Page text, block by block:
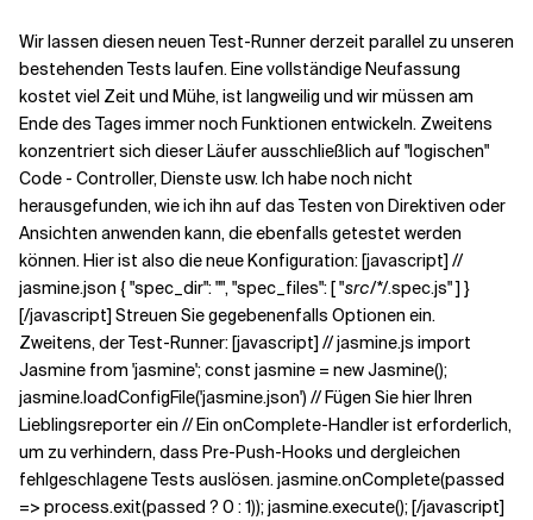
Wir lassen diesen neuen Test-Runner derzeit parallel zu unseren
bestehenden Tests laufen. Eine vollständige Neufassung
kostet viel Zeit und Mühe, ist langweilig und wir müssen am
Ende des Tages immer noch Funktionen entwickeln. Zweitens
konzentriert sich dieser Läufer ausschließlich auf "logischen"
Code - Controller, Dienste usw. Ich habe noch nicht
herausgefunden, wie ich ihn auf das Testen von Direktiven oder
Ansichten anwenden kann, die ebenfalls getestet werden
können. Hier ist also die neue Konfiguration: [javascript] //
jasmine.json { "spec_dir": "", "spec_files": [ "src/*/.spec.js" ] }
[/javascript] Streuen Sie gegebenenfalls Optionen ein.
Zweitens, der Test-Runner: [javascript] // jasmine.js import
Jasmine from 'jasmine'; const jasmine = new Jasmine();
jasmine.loadConfigFile('jasmine.json') // Fügen Sie hier Ihren
Lieblingsreporter ein // Ein onComplete-Handler ist erforderlich,
um zu verhindern, dass Pre-Push-Hooks und dergleichen
fehlgeschlagene Tests auslösen. jasmine.onComplete(passed
=> process.exit(passed ? 0 : 1)); jasmine.execute(); [/javascript]